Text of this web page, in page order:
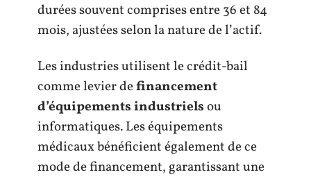
durées souvent comprises entre 36 et 84
mois, ajustées selon la nature de l’actif.
Les industries utilisent le crédit-bail
comme levier definancement
d’équipements industrielsou
informatiques. Les équipements
médicaux bénéficient également de ce
mode de financement, garantissant une